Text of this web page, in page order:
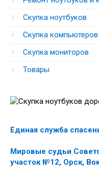
Скупка ноутбуков
Скупка компьютеров
Скупка мониторов
Товары
Единая служба
Мировые судьи
участок №12, Орск,